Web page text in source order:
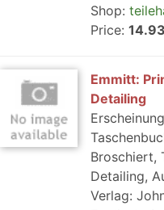
Shop:
Price:
Emmitt:
Detailing
Broschiert,
Detailing,
Verlag: